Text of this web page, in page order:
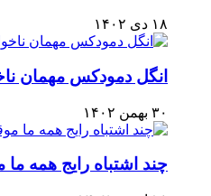
۱۸ دی ۱۴۰۲
انگل دمودکس مهمان
۳۰ بهمن ۱۴۰۲
چند اشتباه رایج همه